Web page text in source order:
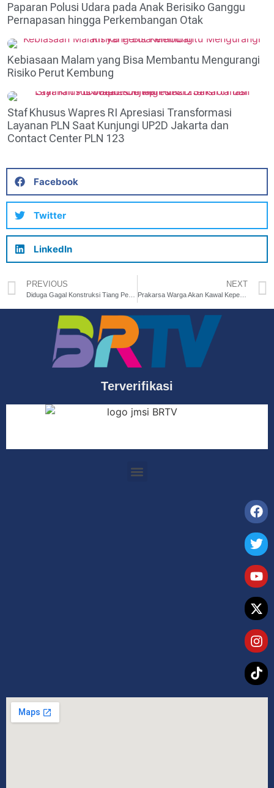
Paparan Polusi Udara pada Anak Berisiko Ganggu
Pernapasan hingga Perkembangan Otak
Kebiasaan Malam yang Bisa Membantu Mengurangi
Risiko Perut Kembung
Staf Khusus Wapres RI Apresiasi Transformasi
Layanan PLN Saat Kunjungi UP2D Jakarta dan
Contact Center PLN 123
Facebook
Twitter
LinkedIn
PREVIOUS NEXT
Prakarsa Warga Akan Kawal Kepemimpinan Pram-Doel di Jakarta
Terverifikasi